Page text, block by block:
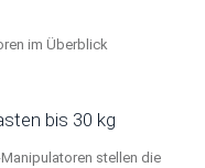
im Überblick
bis 30 kg
stellen die